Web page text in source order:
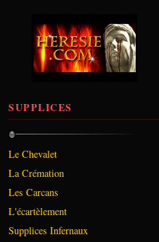
SUPPLICES
Le Chevalet
La Crémation
Les Carcans
L'écartèlement
Supplices Infernaux